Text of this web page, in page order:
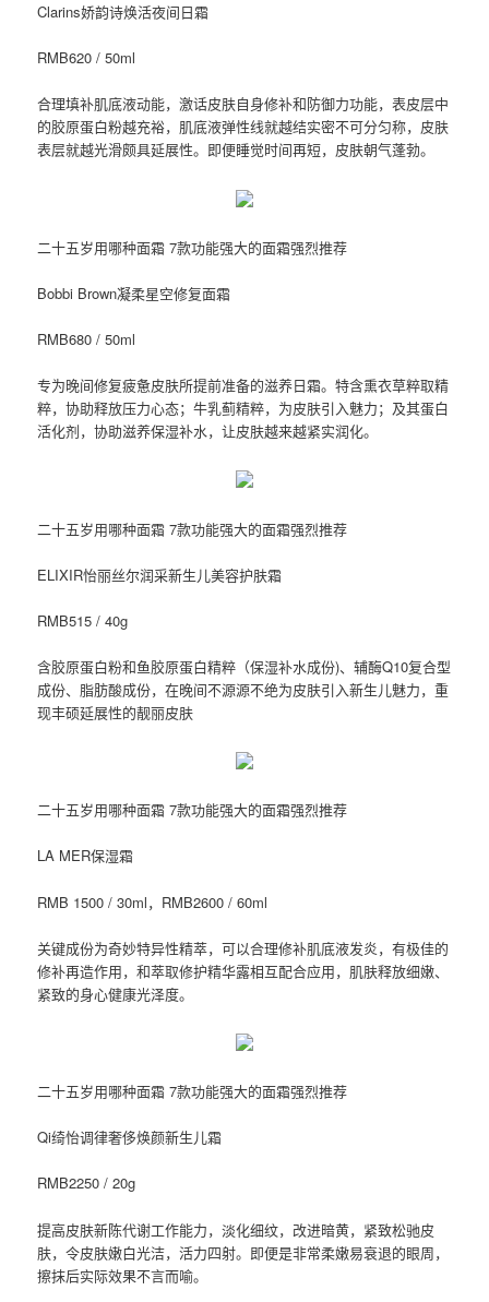
Clarins娇韵诗焕活夜间日霜
RMB620 / 50ml
合理填补肌底液动能，激话皮肤自身修补和防御力功能，表皮层中
的胶原蛋白粉越充裕，肌底液弹性线就越结实密不可分匀称，皮肤
表层就越光滑颇具延展性。即便睡觉时间再短，皮肤朝气蓬勃。
二十五岁用哪种面霜 7款功能强大的面霜强烈推荐
Bobbi Brown凝柔星空修复面霜
RMB680 / 50ml
专为晚间修复疲惫皮肤所提前准备的滋养日霜。特含熏衣草粹取精
粹，协助释放压力心态；牛乳蓟精粹，为皮肤引入魅力；及其蛋白
活化剂，协助滋养保湿补水，让皮肤越来越紧实润化。
二十五岁用哪种面霜 7款功能强大的面霜强烈推荐
ELIXIR怡丽丝尔润采新生儿美容护肤霜
RMB515 / 40g
含胶原蛋白粉和鱼胶原蛋白精粹（保湿补水成份)、辅酶Q10复合型
成份、脂肪酸成份，在晚间不源源不绝为皮肤引入新生儿魅力，重
现丰硕延展性的靓丽皮肤
二十五岁用哪种面霜 7款功能强大的面霜强烈推荐
LA MER保湿霜
RMB 1500 / 30ml，RMB2600 / 60ml
关键成份为奇妙特异性精萃，可以合理修补肌底液发炎，有极佳的
修补再造作用，和萃取修护精华露相互配合应用，肌肤释放细嫩、
紧致的身心健康光泽度。
二十五岁用哪种面霜 7款功能强大的面霜强烈推荐
Qi绮怡调律奢侈焕颜新生儿霜
RMB2250 / 20g
提高皮肤新陈代谢工作能力，淡化细纹，改进暗黄，紧致松驰皮
肤，令皮肤嫩白光洁，活力四射。即便是非常柔嫩易衰退的眼周，
擦抹后实际效果不言而喻。